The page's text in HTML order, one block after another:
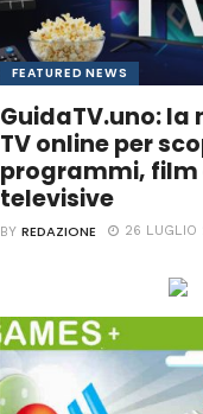
FEATURED NEWS
GuidaTV.uno: la
TV online per
programmi, film
televisive
BYREDAZIONE 26 LUGLIO